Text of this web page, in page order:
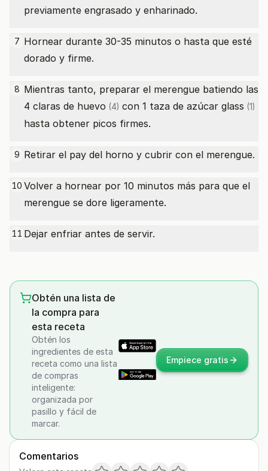
previamente engrasado y enharinado.
7 Hornear durante 30-35 minutos o hasta que esté
dorado y firme.
8 Mientras tanto, preparar el merengue batiendo las
4 claras de huevo (4) con 1 taza de azúcar glass (1)
hasta obtener picos firmes.
9 Retirar el pay del horno y cubrir con el merengue.
10 Volver a hornear por 10 minutos más para que el
merengue se dore ligeramente.
11 Dejar enfriar antes de servir.
Obtén una lista de
la compra para
esta receta
Obtén los
ingredientes de esta
receta como una lista
de compras
inteligente:
organizada por
pasillo y fácil de
marcar.
Empiece gratis
Comentarios